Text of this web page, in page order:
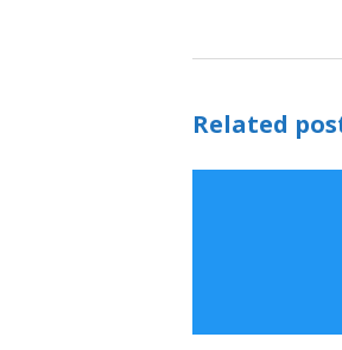
Related